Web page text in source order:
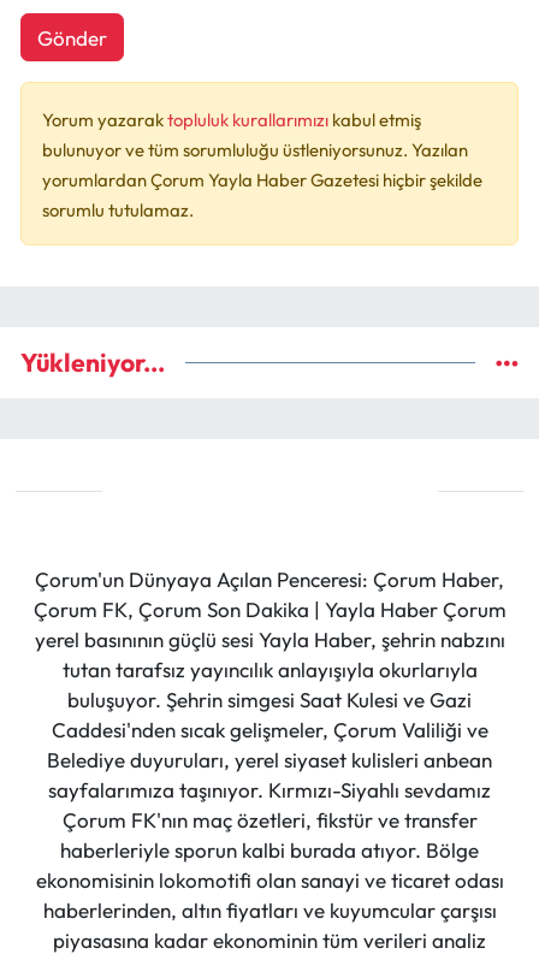
Gönder
Yorum yazaraktopluluk kurallarımızı kabul etmiş
bulunuyor ve tüm sorumluluğu üstleniyorsunuz. Yazılan
yorumlardan Çorum Yayla Haber Gazetesi hiçbir şekilde
sorumlu tutulamaz.
Yükleniyor...
Çorum'un Dünyaya Açılan Penceresi: Çorum Haber,
Çorum FK, Çorum Son Dakika | Yayla Haber Çorum
yerel basınının güçlü sesi Yayla Haber, şehrin nabzını
tutan tarafsız yayıncılık anlayışıyla okurlarıyla
buluşuyor. Şehrin simgesi Saat Kulesi ve Gazi
Caddesi'nden sıcak gelişmeler, Çorum Valiliği ve
Belediye duyuruları, yerel siyaset kulisleri anbean
sayfalarımıza taşınıyor. Kırmızı-Siyahlı sevdamız
Çorum FK'nın maç özetleri, fikstür ve transfer
haberleriyle sporun kalbi burada atıyor. Bölge
ekonomisinin lokomotifi olan sanayi ve ticaret odası
haberlerinden, altın fiyatları ve kuyumcular çarşısı
piyasasına kadar ekonominin tüm verileri analiz